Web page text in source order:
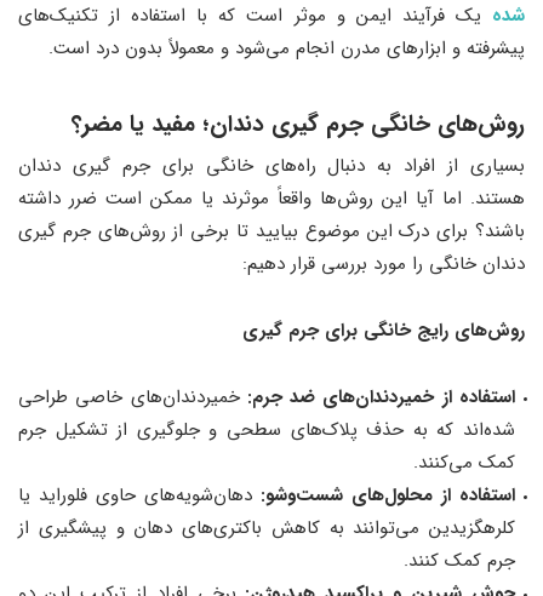
شده یک فرآیند ایمن و موثر است که با استفاده از تکنیک‌های
پیشرفته و ابزارهای مدرن انجام می‌شود و معمولاً بدون درد است.
روش‌های خانگی جرم‌ گیری دندان؛ مفید یا مضر؟
بسیاری از افراد به دنبال راه‌های خانگی برای جرم‌ گیری دندان
هستند. اما آیا این روش‌ها واقعاً موثرند یا ممکن است ضرر داشته
باشند؟ برای درک این موضوع بیایید تا برخی از روش‌های جرم گیری
دندان خانگی را مورد بررسی قرار دهیم:
روش‌های رایج خانگی برای جرم‌ گیری
استفاده از خمیردندان‌های ضد جرم: خمیردندان‌های خاصی طراحی
شده‌اند که به حذف پلاک‌های سطحی و جلوگیری از تشکیل جرم
کمک می‌کنند.
استفاده از محلول‌های شست‌وشو: دهان‌شویه‌های حاوی فلوراید یا
کلرهگزیدین می‌توانند به کاهش باکتری‌های دهان و پیشگیری از
جرم کمک کنند.